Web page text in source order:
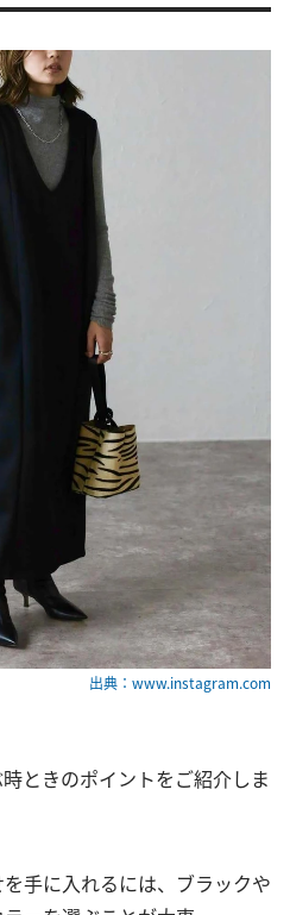
出典：www.instagram.com
ときのポイントをご紹介しま
手に入れるには、ブラックや